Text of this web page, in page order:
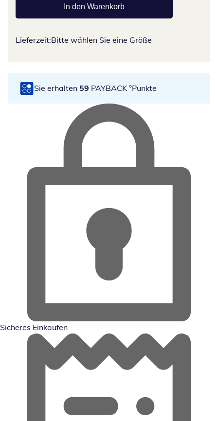
In den Warenkorb
Lieferzeit:Bitte wählen Sie eine Größe
Sie erhalten 59 PAYBACK °Punkte
Sicheres Einkaufen